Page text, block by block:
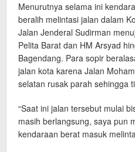
Menurutnya selama ini
beralih melintasi jalan dalam
Jalan Jenderal Sudirman
Pelita Barat dan HM Arsyad
Bagendang. Para sopir
jalan kota karena Jalan
selatan rusak parah sehingga
“Saat ini jalan tersebut mulai
masih berlangsung, saya pun
kendaraan berat masuk